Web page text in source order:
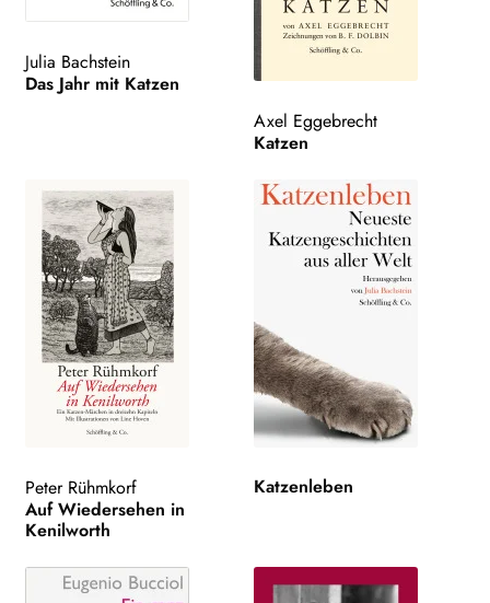
Julia Bachstein
Das Jahr mit Katzen
Axel Eggebrecht
Katzen
Peter Rühmkorf
Auf Wiedersehen in
Kenilworth
Katzenleben